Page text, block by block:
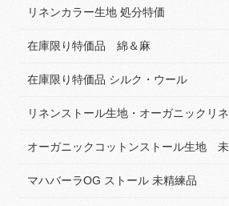
リネンカラー生地 処分特価
在庫限り特価品 綿＆麻
在庫限り特価品 シルク・ウール
リネンストール生地・オーガニックリ
オーガニックコットンストール生地
マハバーラOG ストール 未精練品